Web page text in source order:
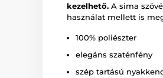
kezelhető. A sima
használat mellett is
100% poliészter
elegáns szaténfény
szép tartású